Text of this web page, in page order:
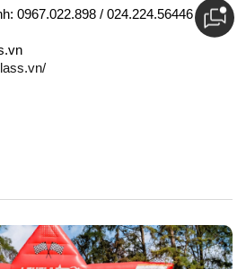
0967.022.898 / 024.224.56446 /